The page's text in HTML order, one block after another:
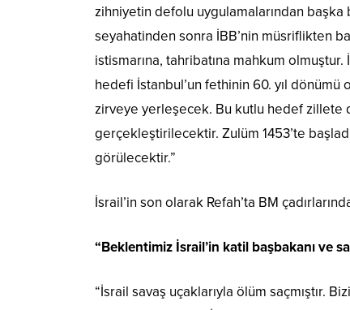
zihniyetin defolu uygulamalarından
seyahatinden sonra İBB’nin müsriflikten
istismarına, tahribatına mahkum
hedefi İstanbul’un fethinin 60. yıl dönümü
zirveye yerleşecek. Bu kutlu hedef zillete
gerçekleştirilecektir. Zulüm 1453’te
görülecektir.”
İsrail’in son olarak Refah’ta BM
“Beklentimiz İsrail’in katil başbakanıves
“İsrail savaş uçaklarıyla ölüm saçmıştır.